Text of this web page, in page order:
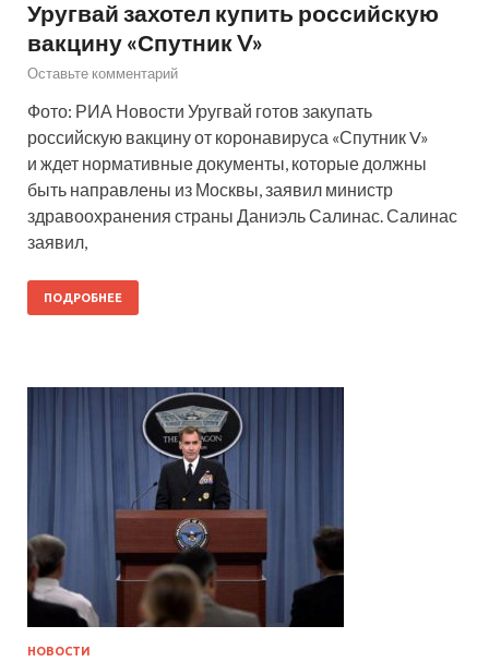
Уругвай захотел купить российскую
вакцину «Спутник V»
Оставьте комментарий
Фото: РИА Новости Уругвай готов закупать
российскую вакцину от коронавируса «Спутник V»
и ждет нормативные документы, которые должны
быть направлены из Москвы, заявил министр
здравоохранения страны Даниэль Салинас. Салинас
заявил,
ПОДРОБНЕЕ
НОВОСТИ